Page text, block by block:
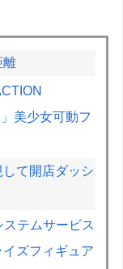
離
美少女可動フ
して開店ダッシ
ステムサービス
イズフィギュア